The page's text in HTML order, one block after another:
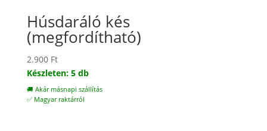
Húsdaráló kés
(megfordítható)
2.900 Ft
Készleten: 5 db
🚚 Akár másnapi szállítás
✅ Magyar raktárról